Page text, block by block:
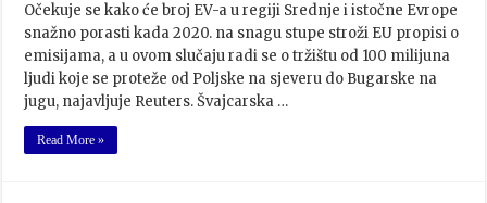
Očekuje se kako će broj EV-a u regiji Srednje i istočne Evrope
snažno porasti kada 2020. na snagu stupe stroži EU propisi o
emisijama, a u ovom slučaju radi se o tržištu od 100 milijuna
ljudi koje se proteže od Poljske na sjeveru do Bugarske na
jugu, najavljuje Reuters. Švajcarska …
Read More »